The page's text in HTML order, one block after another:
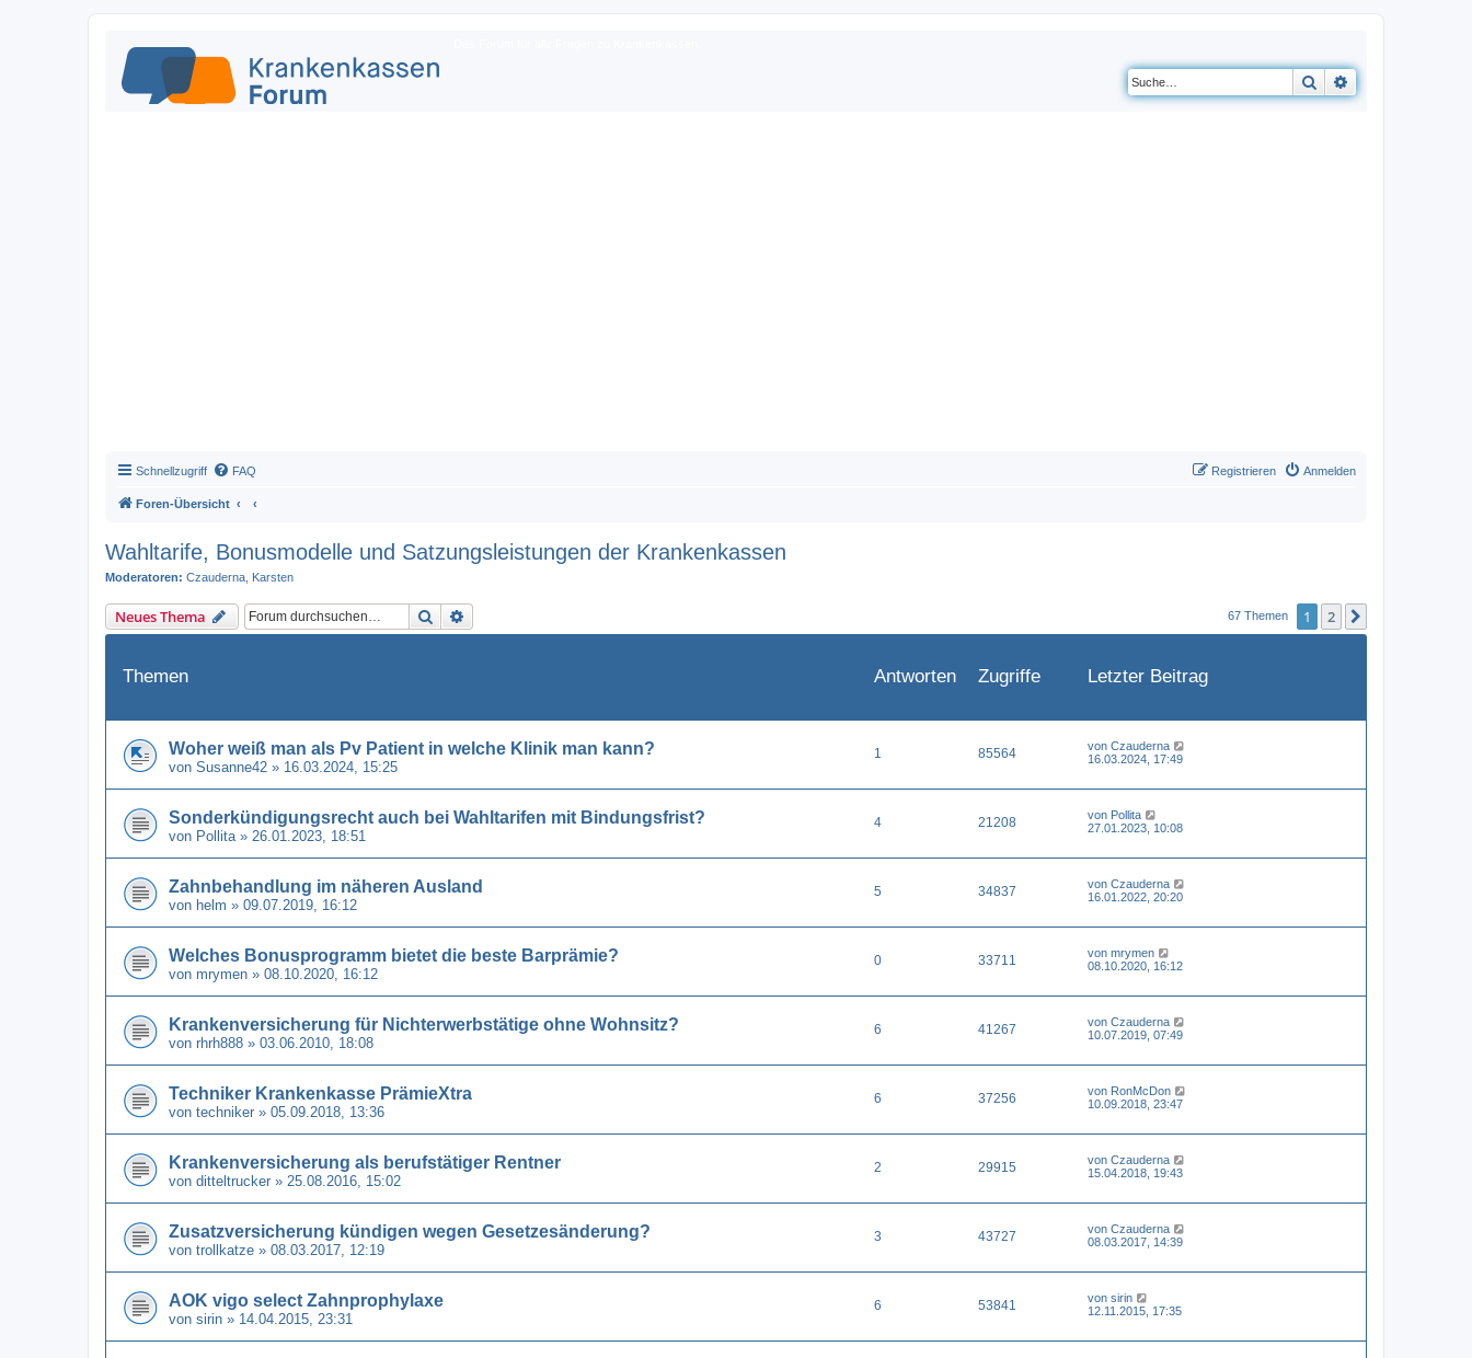
Suche
Schnellzugriff FAQ Anmelden
Registrieren
Foren-Übersicht
Wahltarife, Bonusmodelle und Satzungsleistungen der Krankenkassen
Moderatoren: Czauderna Karsten
Neues Thema Suche 67 Themen 1 2
Themen Antworten Zugriffe Letzter Beitrag
Woher weiß man als Pv Patient in welche Klinik man kann?
von Susanne42 » 16.03.2024, 15:25
1 85564 von Czauderna
16.03.2024, 17:49
Sonderkündigungsrecht auch bei Wahltarifen mit Bindungsfrist?
von Pollita » 26.01.2023, 18:51
4 21208 von Pollita
27.01.2023, 10:08
Zahnbehandlung im näheren Ausland
von helm » 09.07.2019, 16:12
5 34837 von Czauderna
16.01.2022, 20:20
Welches Bonusprogramm bietet die beste Barprämie?
von mrymen » 08.10.2020, 16:12
0 33711 von mrymen
08.10.2020, 16:12
Krankenversicherung für Nichterwerbstätige ohne Wohnsitz?
von rhrh888 » 03.06.2010, 18:08
6 41267 von Czauderna
10.07.2019, 07:49
Techniker Krankenkasse PrämieXtra
von techniker » 05.09.2018, 13:36
6 37256 von RonMcDon
10.09.2018, 23:47
Krankenversicherung als berufstätiger Rentner
von ditteltrucker » 25.08.2016, 15:02
2 29915 von Czauderna
15.04.2018, 19:43
Zusatzversicherung kündigen wegen Gesetzesänderung?
von trollkatze » 08.03.2017, 12:19
3 43727 von Czauderna
08.03.2017, 14:39
AOK vigo select Zahnprophylaxe
von sirin » 14.04.2015, 23:31
6 53841 von sirin
12.11.2015, 17:35